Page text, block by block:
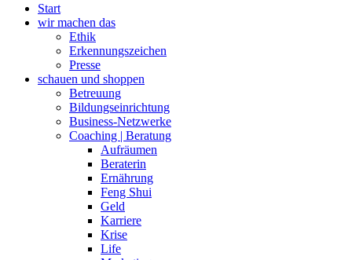
Start
wir machen das
Ethik
Erkennungszeichen
Presse
schauen und shoppen
Betreuung
Bildungseinrichtung
Business-Netzwerke
Coaching | Beratung
Aufräumen
Beraterin
Ernährung
Feng Shui
Geld
Karriere
Krise
Life